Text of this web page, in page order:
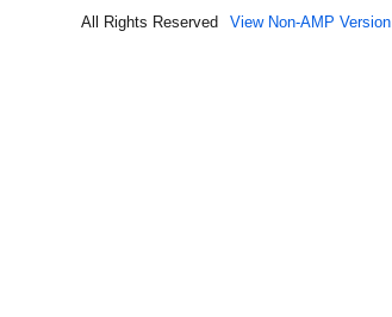
All Rights Reserved View Non-AMP Version